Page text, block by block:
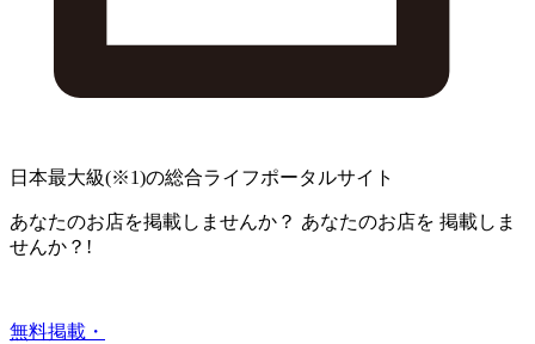
日本最大級(※1)の総合ライフポータルサイト
あなたのお店を掲載しませんか？ あなたのお店を 掲載しま
せんか？!
無料掲載・